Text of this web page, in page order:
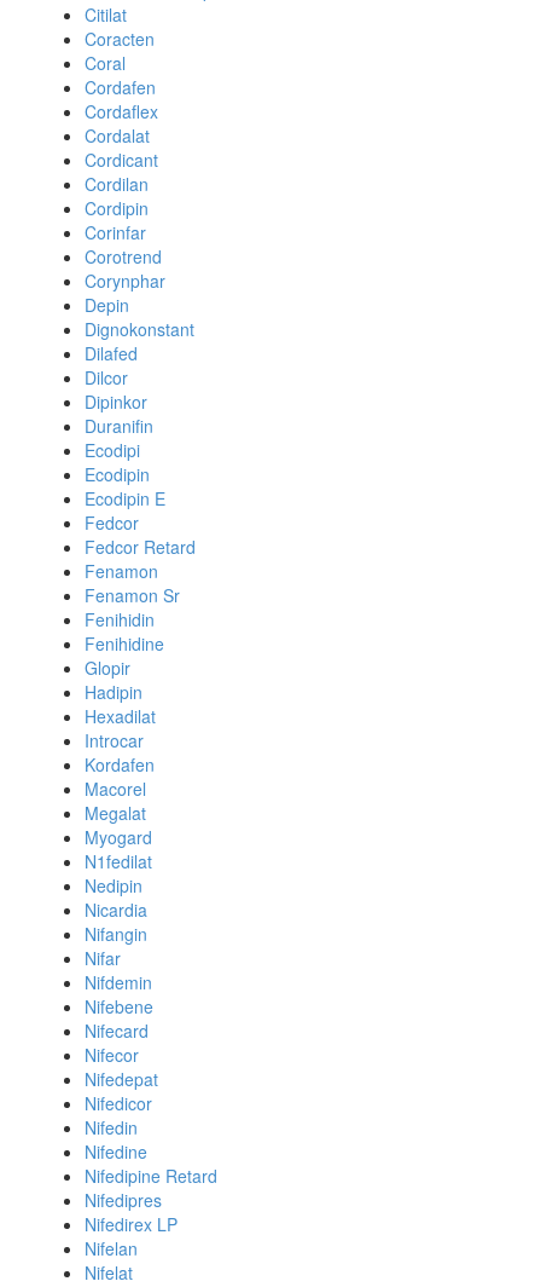
Citilat
Coracten
Coral
Cordafen
Cordaflex
Cordalat
Cordicant
Cordilan
Cordipin
Corinfar
Corotrend
Corynphar
Depin
Dignokonstant
Dilafed
Dilcor
Dipinkor
Duranifin
Ecodipi
Ecodipin
Ecodipin E
Fedcor
Fedcor Retard
Fenamon
Fenamon Sr
Fenihidin
Fenihidine
Glopir
Hadipin
Hexadilat
Introcar
Kordafen
Macorel
Megalat
Myogard
N1fedilat
Nedipin
Nicardia
Nifangin
Nifar
Nifdemin
Nifebene
Nifecard
Nifecor
Nifedepat
Nifedicor
Nifedin
Nifedine
Nifedipine Retard
Nifedipres
Nifedirex LP
Nifelan
Nifelat